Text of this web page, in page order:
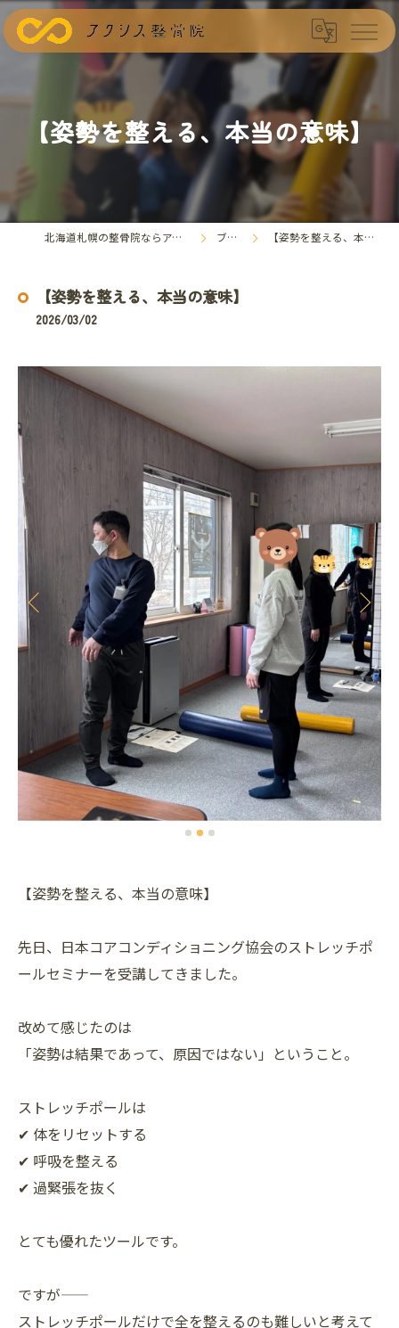
【姿勢を整える、本当の意味】
北海道札幌の整骨院ならアクシス整骨院 ブログ 【姿勢を整える、本当の意味】
【姿勢を整える、本当の意味】
2026/03/02
【姿勢を整える、本当の意味】
先日、日本コアコンディショニング協会のストレッチポ
ールセミナーを受講してきました。
改めて感じたのは
「姿勢は結果であって、原因ではない」ということ。
ストレッチポールは
✔ 体をリセットする
✔ 呼吸を整える
✔ 過緊張を抜く
とても優れたツールです。
ですが——
ストレッチポールだけで全を整えるのも難しいと考えて